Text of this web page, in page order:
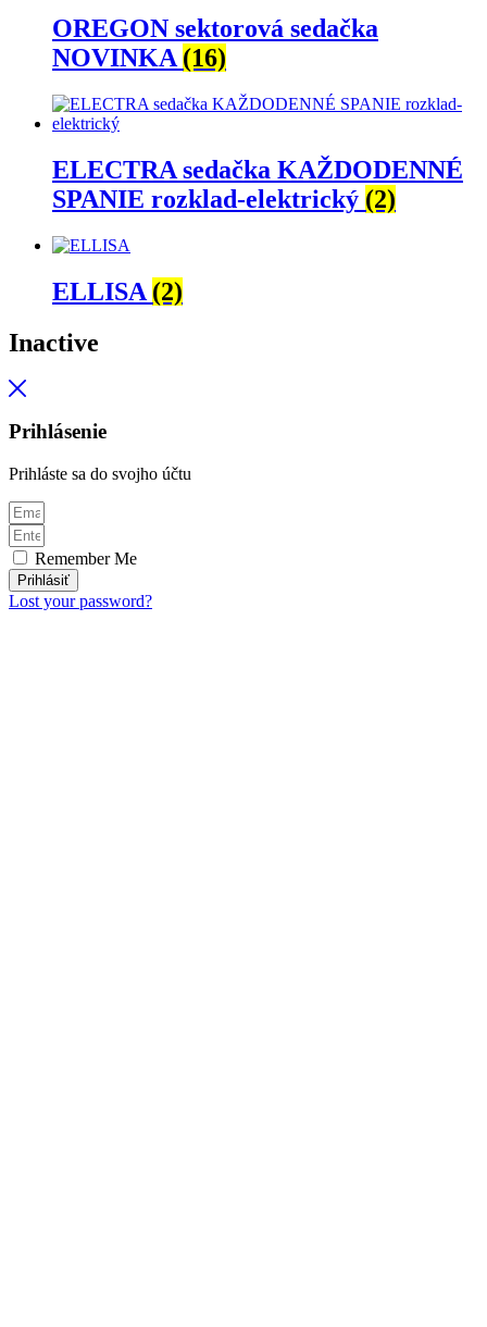
OREGON sektorová sedačka
NOVINKA (16)
ELECTRA sedačka KAŽDODENNÉ
SPANIE rozklad-elektrický (2)
ELLISA (2)
Inactive
Prihlásenie
Prihláste sa do svojho účtu
Remember Me
Prihlásiť
Lost your password?